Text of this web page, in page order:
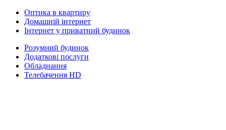
Оптика в квартиру
Домашній інтернет
Інтернет у приватний будинок
Розумний будинок
Додаткові послуги
Обладнання
Телебачення HD